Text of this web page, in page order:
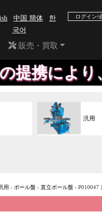
中国 簡体
한
국어
ログイン/
販売・買取
、動産総
汎用
用 › ボール盤 › 直立ボール盤 › P010047